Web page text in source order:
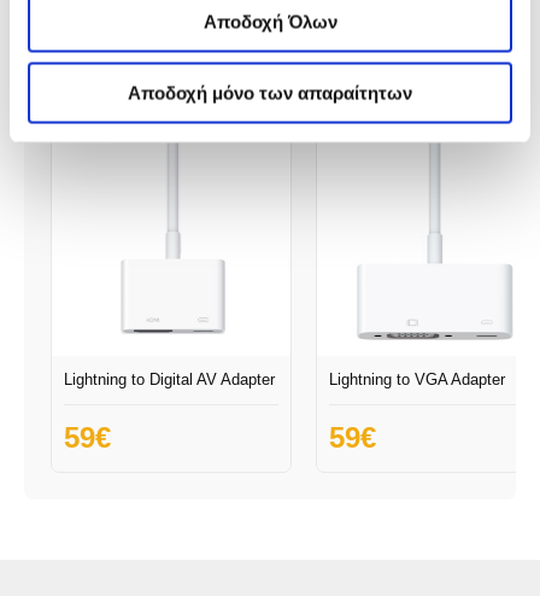
επιλέγοντας «Προτιμήσεις Cookies», και τροποποίησε
ανά πάσα στιγμή τις προτιμήσεις σου.
Αποδοχή Όλων
Αποδοχή μόνο των απαραίτητων
Lightning to Digital AV Adapter
59€
Lightning to VGA Adapter
59€